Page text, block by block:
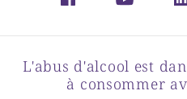
L'abus d'alcool est
à consommer